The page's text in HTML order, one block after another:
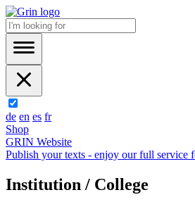
de en es fr
Shop
GRIN Website
Publish your texts - enjoy our full service
Institution / College